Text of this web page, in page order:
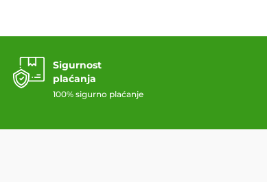
Sigurnost
plaćanja
100% sigurno plaćanje